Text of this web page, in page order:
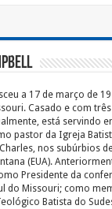
a 17 de março de
Casado e com
está servindo
pastor da Igreja
nos subúrbios
(EUA).
Presidente da
do Missouri; como
Batista do